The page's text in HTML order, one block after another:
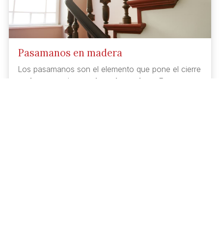
Pasamanos en madera
Los pasamanos son el elemento que pone el cierre
perfecto a toda
escalera de madera
. Estos